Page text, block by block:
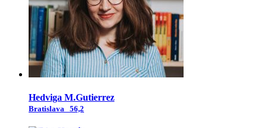
Hedviga M.Gutierrez
Bratislava 56,2